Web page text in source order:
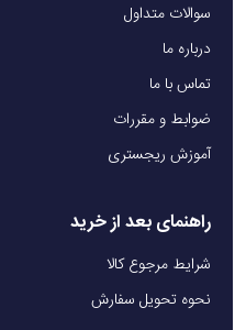
سوالات متداول
درباره ما
تماس با ما
ضوابط و مقررات
آموزش ریجستری
راهنمای بعد از خرید
شرایط مرجوع کالا
نحوه تحویل سفارش